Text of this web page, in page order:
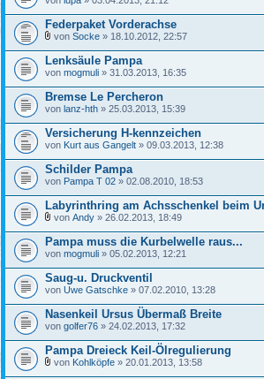
Federpaket Vorderachse
von Socke » 18.10.2012, 22:57
Lenksäule Pampa
von mogmuli » 31.03.2013, 16:35
Bremse Le Percheron
von lanz-hth » 25.03.2013, 15:39
Versicherung H-kennzeichen
von Kurt aus Gangelt » 09.03.2013, 12:38
Schilder Pampa
von Pampa T 02 » 02.08.2010, 18:53
Labyrinthring am Achsschenkel beim
von Andy » 26.02.2013, 18:49
Pampa muss die Kurbelwelle raus...
von mogmuli » 05.02.2013, 12:21
Saug-u. Druckventil
von Uwe Gatschke » 07.02.2010, 13:28
Nasenkeil Ursus Übermaß Breite
von golfer76 » 24.02.2013, 17:32
Pampa Dreieck Keil-Ölregulierung
von Kohlköpfe » 20.01.2013, 13:58